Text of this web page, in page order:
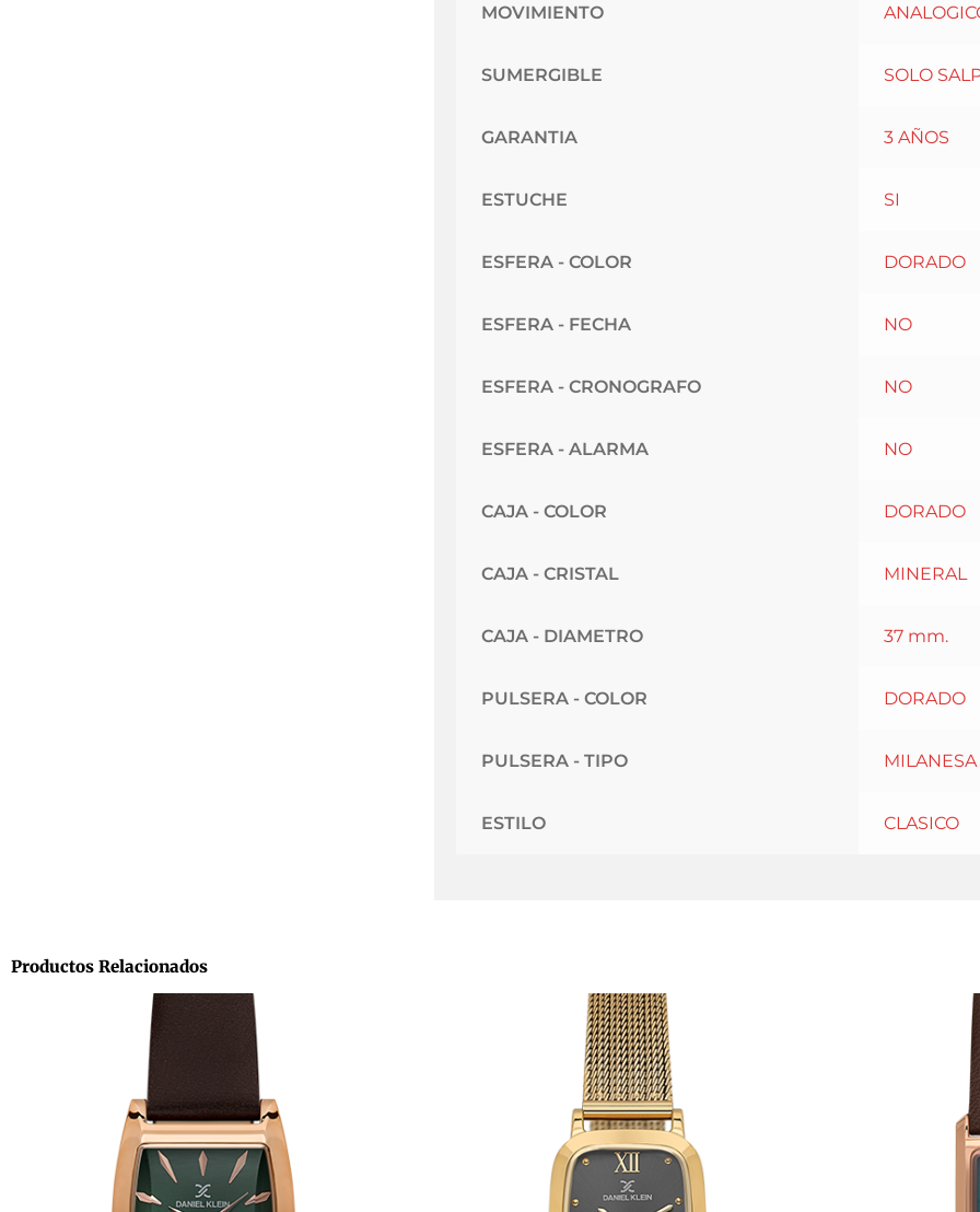
MOVIMIENTO
SUMERGIBLE SOLO
GARANTIA 3 AÑOS
ESTUCHE SI
ESFERA - COLOR DORADO
ESFERA - FECHA NO
ESFERA - CRONOGRAFO NO
ESFERA - ALARMA NO
CAJA - COLOR DORADO
CAJA - CRISTAL MINERAL
CAJA - DIAMETRO 37 mm.
PULSERA - COLOR DORADO
PULSERA - TIPO MILANESA
ESTILO CLASICO
Productos Relacionados